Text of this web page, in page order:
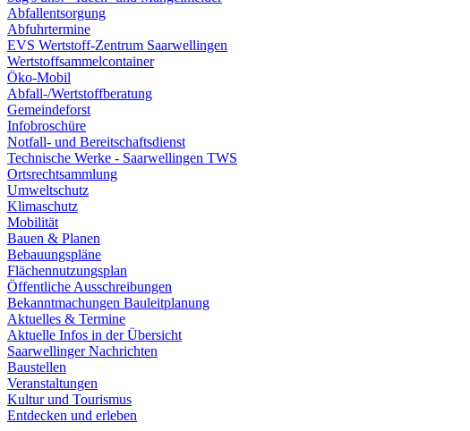
Abfallentsorgung
Abfuhrtermine
EVS Wertstoff-Zentrum Saarwellingen
Wertstoffsammelcontainer
Öko-Mobil
Abfall-/Wertstoffberatung
Gemeindeforst
Infobroschüre
Notfall- und Bereitschaftsdienst
Technische Werke - Saarwellingen TWS
Ortsrechtsammlung
Umweltschutz
Klimaschutz
Mobilität
Bauen & Planen
Bebauungspläne
Flächennutzungsplan
Öffentliche Ausschreibungen
Bekanntmachungen Bauleitplanung
Aktuelles & Termine
Aktuelle Infos in der Übersicht
Saarwellinger Nachrichten
Baustellen
Veranstaltungen
Kultur und Tourismus
Entdecken und erleben